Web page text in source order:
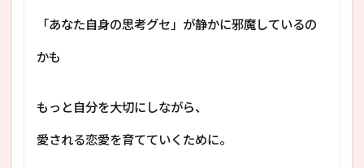
「あなた自身の思考グセ」が静かに邪魔しているの
かも
もっと自分を大切にしながら、
愛される恋愛を育てていくために。